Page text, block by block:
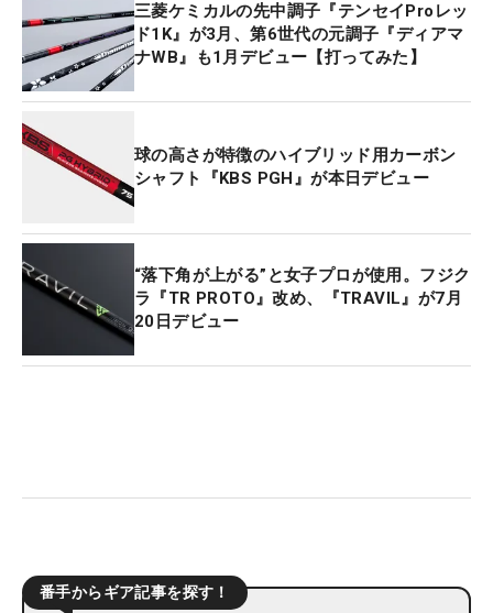
三菱ケミカルの先中調子『テンセイProレッ
ド1K』が3月、第6世代の元調子『ディアマ
ナWB』も1月デビュー【打ってみた】
球の高さが特徴のハイブリッド用カーボン
シャフト『KBS PGH』が本日デビュー
“落下角が上がる”と女子プロが使用。フジク
ラ『TR PROTO』改め、『TRAVIL』が7月
20日デビュー
番手からギア記事を探す！